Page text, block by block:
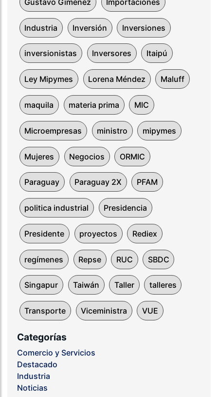
Industria Inversión Inversiones
inversionistas Inversores Itaipú
Ley Mipymes Lorena Méndez Maluff
maquila materia prima MIC
Microempresas ministro mipymes
Mujeres Negocios ORMIC
Paraguay Paraguay 2X PFAM
politica industrial Presidencia
Presidente proyectos Rediex
regímenes Repse RUC SBDC
Singapur Taiwán Taller talleres
Transporte Viceministra VUE
Categorías
Comercio y Servicios
Destacado
Industria
Noticias